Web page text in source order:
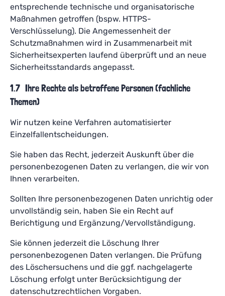
entsprechende technische und organisatorische
Maßnahmen getroffen (bspw. HTTPS-
Verschlüsselung). Die Angemessenheit der
Schutzmaßnahmen wird in Zusammenarbeit mit
Sicherheitsexperten laufend überprüft und an neue
Sicherheitsstandards angepasst.
1.7 Ihre Rechte als betroffene Personen (fachliche
Themen)
Wir nutzen keine Verfahren automatisierter
Einzelfallentscheidungen.
Sie haben das Recht, jederzeit Auskunft über die
personenbezogenen Daten zu verlangen, die wir von
Ihnen verarbeiten.
Sollten Ihre personenbezogenen Daten unrichtig oder
unvollständig sein, haben Sie ein Recht auf
Berichtigung und Ergänzung/Vervollständigung.
Sie können jederzeit die Löschung Ihrer
personenbezogenen Daten verlangen. Die Prüfung
des Löschersuchens und die ggf. nachgelagerte
Löschung erfolgt unter Berücksichtigung der
datenschutzrechtlichen Vorgaben.